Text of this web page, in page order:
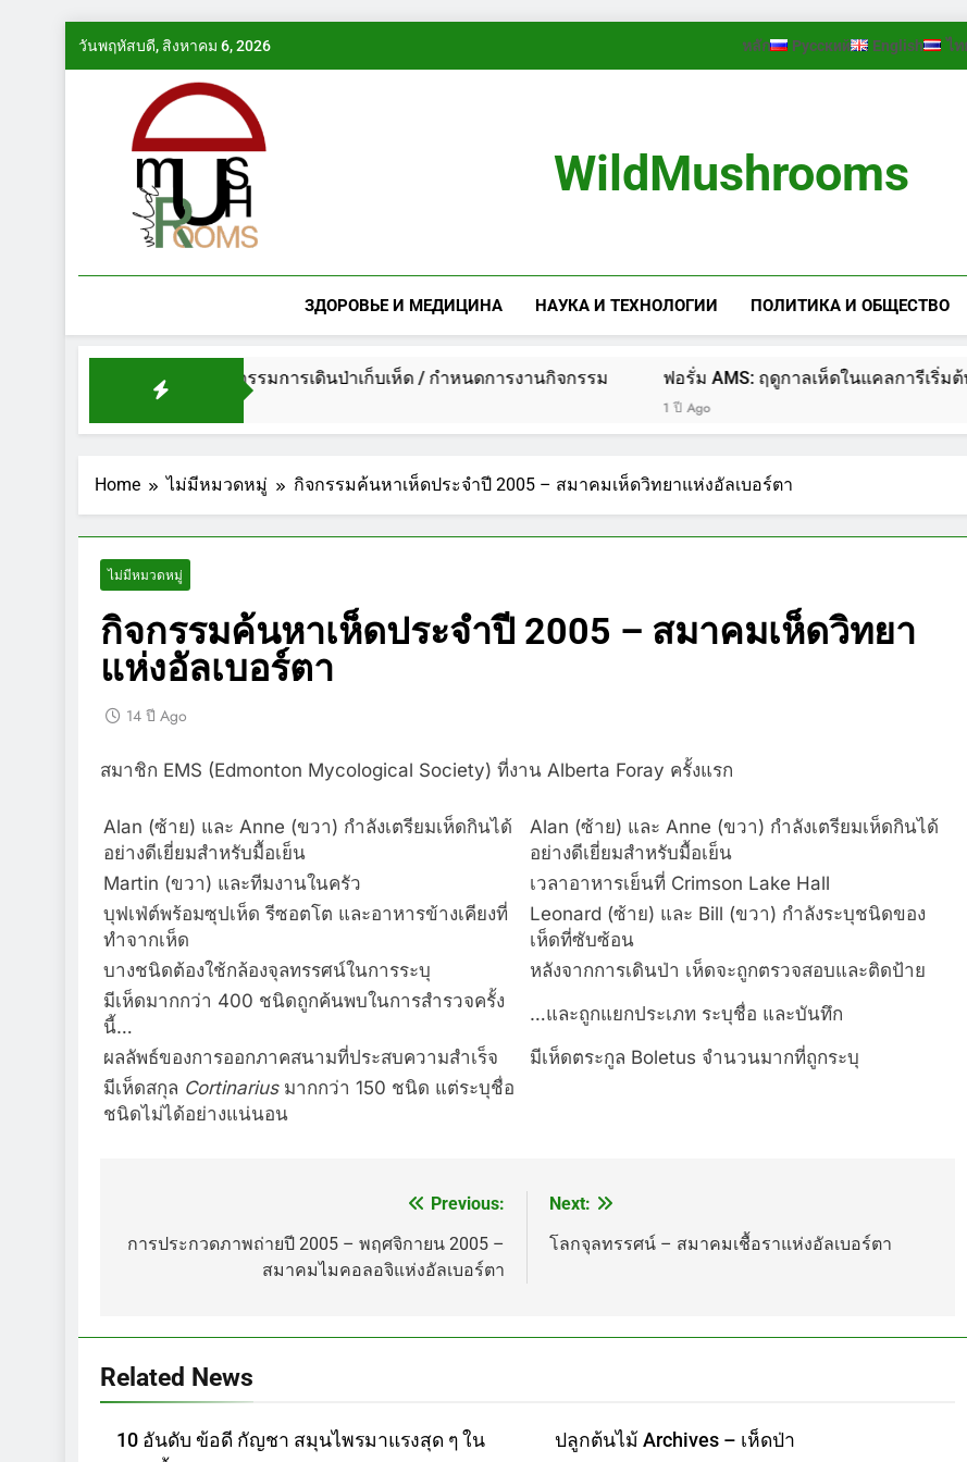
วันพฤหัสบดี, สิงหาคม 6, 2026 หลัก Русский English ไท
WildMushrooms
ЗДОРОВЬЕ И МЕДИЦИНА НАУКА И ТЕХНОЛОГИИ ПОЛИТИКА И ОБЩЕСТВО
กำหนดการกิจกรรมการเดินป่าเก็บเห็ด / กำหนดการงานกิจกรรม ฟอรั่ม AMS: ฤดูกาลเห็ดในแคลการีเริ่มต้นแล้
1 ปี Ago
Home ไม่มีหมวดหมู่ กิจกรรมค้นหาเห็ดประจำปี 2005 – สมาคมเห็ดวิทยาแห่งอัลเบอร์ตา
ไม่มีหมวดหมู่
กิจกรรมค้นหาเห็ดประจำปี 2005 – สมาคมเห็ดวิทยา
แห่งอัลเบอร์ตา
14 ปี Ago
สมาชิก EMS (Edmonton Mycological Society) ที่งาน Alberta Foray ครั้งแรก
Alan (ซ้าย) และ Anne (ขวา) กำลังเตรียมเห็ดกินได้
อย่างดีเยี่ยมสำหรับมื้อเย็น
Alan (ซ้าย) และ Anne (ขวา) กำลังเตรียมเห็ดกินได้
อย่างดีเยี่ยมสำหรับมื้อเย็น
Martin (ขวา) และทีมงานในครัว
เวลาอาหารเย็นที่ Crimson Lake Hall
บุฟเฟ่ต์พร้อมซุปเห็ด รีซอตโต และอาหารข้างเคียงที่
ทำจากเห็ด
Leonard (ซ้าย) และ Bill (ขวา) กำลังระบุชนิดของ
เห็ดที่ซับซ้อน
บางชนิดต้องใช้กล้องจุลทรรศน์ในการระบุ
หลังจากการเดินป่า เห็ดจะถูกตรวจสอบและติดป้าย
มีเห็ดมากกว่า 400 ชนิดถูกค้นพบในการสำรวจครั้ง
นี้…
…และถูกแยกประเภท ระบุชื่อ และบันทึก
ผลลัพธ์ของการออกภาคสนามที่ประสบความสำเร็จ
มีเห็ดตระกูล Boletus จำนวนมากที่ถูกระบุ
มีเห็ดสกุล Cortinariusมากกว่า 150 ชนิด แต่ระบุชื่อ
ชนิดไม่ได้อย่างแน่นอน
เรื่อง
Previous:
การประกวดภาพถ่ายปี 2005 – พฤศจิกายน 2005 –
สมาคมไมคอลอจิแห่งอัลเบอร์ตา
Next:
โลกจุลทรรศน์ – สมาคมเชื้อราแห่งอัลเบอร์ตา
Related News
10 อันดับ ข้อดี กัญชา สมุนไพรมาแรงสุด ๆ ใน
ปลูกต้นไม้ Archives – เห็ดป่า